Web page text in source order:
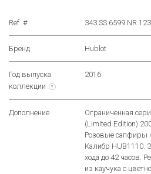
Ref. #
Бренд Hublot
Год выпуска
коллекции
?
2016
Дополнение
Ограниченная
(Limited Edition)
Розовые сапфиры
Калибр HUB1110.
хода до 42 часов.
из каучука с